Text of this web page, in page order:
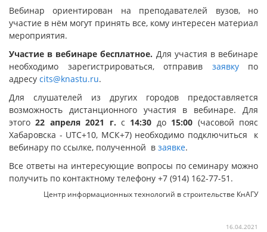
Вебинар ориентирован на преподавателей вузов, но
участие в нём могут принять все, кому интересен материал
мероприятия.
Участие в вебинаре бесплатное. Для участия в вебинаре
необходимо зарегистрироваться, отправив заявкупо
адресу cits@knastu.ru.
Для слушателей из других городов предоставляется
возможность дистанционного участия в вебинаре. Для
этого22 апреля 2021 г. с 14:30 до 15:00 (часовой пояс
Хабаровска - UTC+10, МСК+7) необходимо подключиться к
вебинару по ссылке, полученной в заявке.
Все ответы на интересующие вопросы по семинару можно
получить по контактному телефону +7 (914) 162-77-51.
Центр информационных технологий в строительстве КнАГУ
16.04.2021